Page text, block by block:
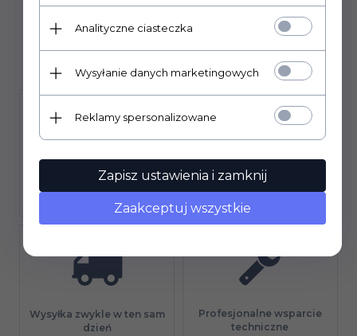
Sexual Health Series
Gwarancja jakości Długi termin płatności
Wysyłka zwykle w ten sam
dzień
Profesjonalne wsparcie
techniczne
Analityczne ciasteczka
Wysyłanie danych marketingowych
Reklamy spersonalizowane
Zapisz ustawienia i zamknij
Zaakceptuj wszystkie